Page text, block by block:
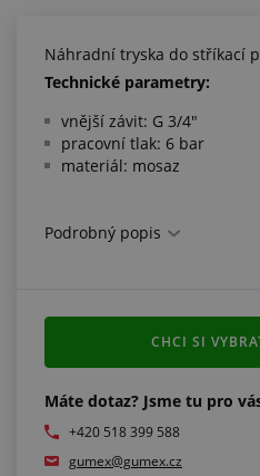
Náhradní tryska do stříkací
Technické parametry:
vnější závit: G 3/4"
pracovní tlak: 6 bar
materiál: mosaz
Podrobný popis
Máte dotaz? Jsme tu pro
+420 518 399 588
gumex@gumex.cz
CHCI SI